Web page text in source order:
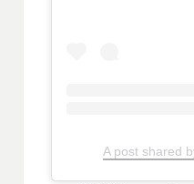
A post shared